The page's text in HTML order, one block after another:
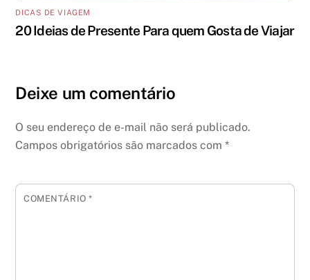
DICAS DE VIAGEM
20 Ideias de Presente Para quem Gosta de Viajar
Deixe um comentário
O seu endereço de e-mail não será publicado.
Campos obrigatórios são marcados com*
COMENTÁRIO*